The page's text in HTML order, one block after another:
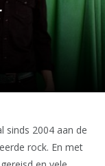
sinds 2004 aan de
rock. En met